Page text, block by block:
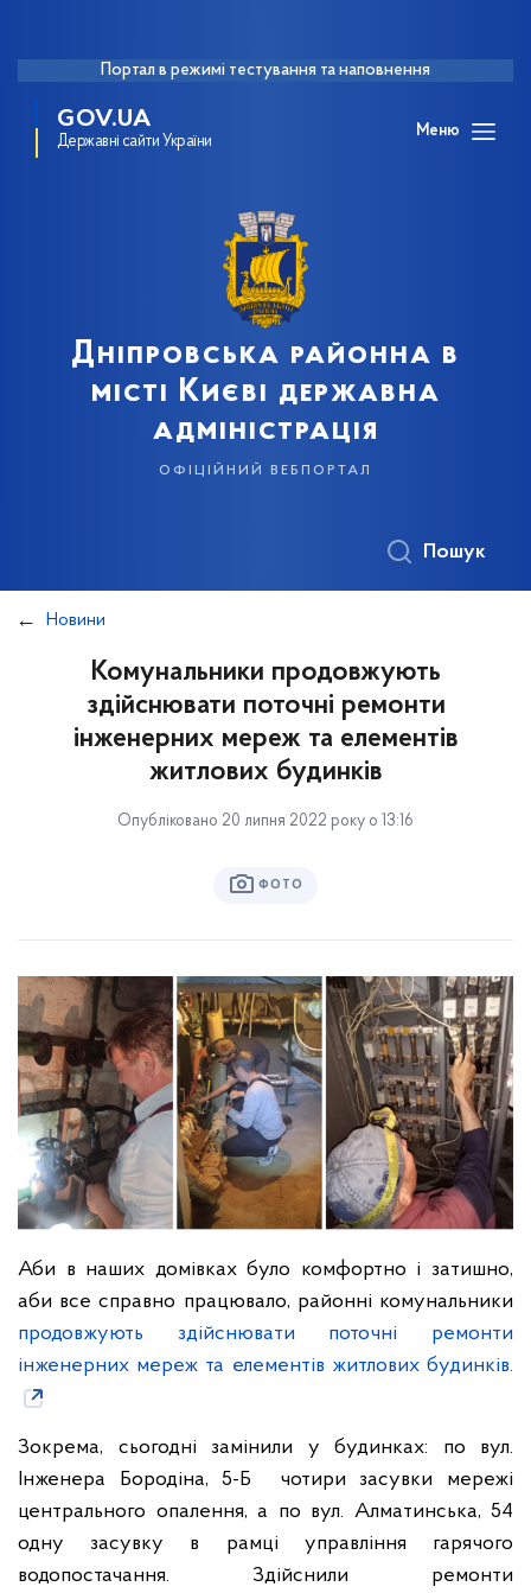
Портал в режимі тестування та наповнення
GOV.UA
Державні сайти України
Меню
Дніпровська районна в
місті Києві державна
адміністрація
офіційний вебпортал
Пошук
Новини
Комунальники продовжують
здійснювати поточні ремонти
інженерних мереж та елементів
житлових будинків
Опубліковано 20 липня 2022 року о 13:16
ФОТО
Аби в наших домівках було комфортно і затишно,
аби все справно працювало, районні комунальники
продовжують здійснювати поточні ремонти
інженерних мереж та елементів житлових будинків.
Зокрема, сьогодні замінили у будинках: по вул.
Інженера Бородіна, 5-Б чотири засувки мережі
центрального опалення, а по вул. Алматинська, 54
одну засувку в рамці управління гарячого
водопостачання. Здійснили ремонти